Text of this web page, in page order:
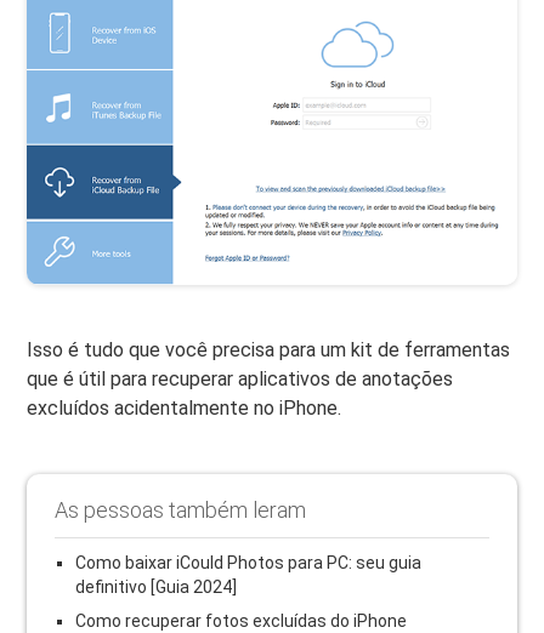
Isso é tudo que você precisa para um kit de ferramentas
que é útil para recuperar aplicativos de anotações
excluídos acidentalmente no iPhone.
As pessoas também leram
Como baixar iCould Photos para PC: seu guia
definitivo [Guia 2024]
Como recuperar fotos excluídas do iPhone